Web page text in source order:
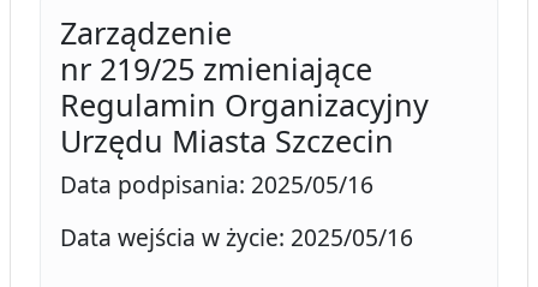
Zarządzenie
nr 219/25 zmieniające
Regulamin Organizacyjny
Urzędu Miasta Szczecin
Data podpisania: 2025/05/16
Data wejścia w życie: 2025/05/16